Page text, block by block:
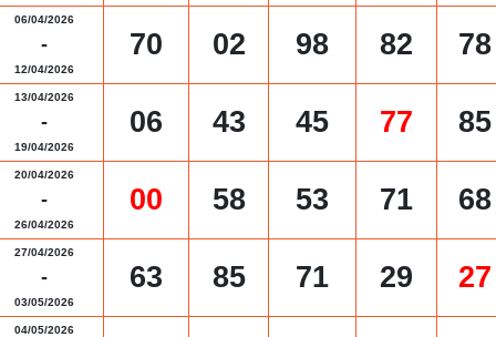
06/04/2026
-
12/04/2026
70 02 98 82 78
13/04/2026
-
19/04/2026
06 43 45 77 85
20/04/2026
-
26/04/2026
00 58 53 71 68
27/04/2026
-
03/05/2026
63 85 71 29 27
04/05/2026